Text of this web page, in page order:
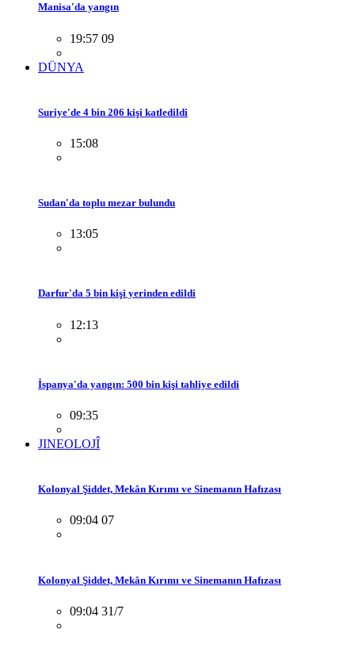
Manisa'da yangın
19:57 09
DÜNYA
Suriye'de 4 bin 206 kişi katledildi
15:08
Sudan'da toplu mezar bulundu
13:05
Darfur'da 5 bin kişi yerinden edildi
12:13
İspanya'da yangın: 500 bin kişi tahliye edildi
09:35
JINEOLOJÎ
Kolonyal Şiddet, Mekân Kırımı ve Sinemanın Hafızası
09:04 07
Kolonyal Şiddet, Mekân Kırımı ve Sinemanın Hafızası
09:04 31/7